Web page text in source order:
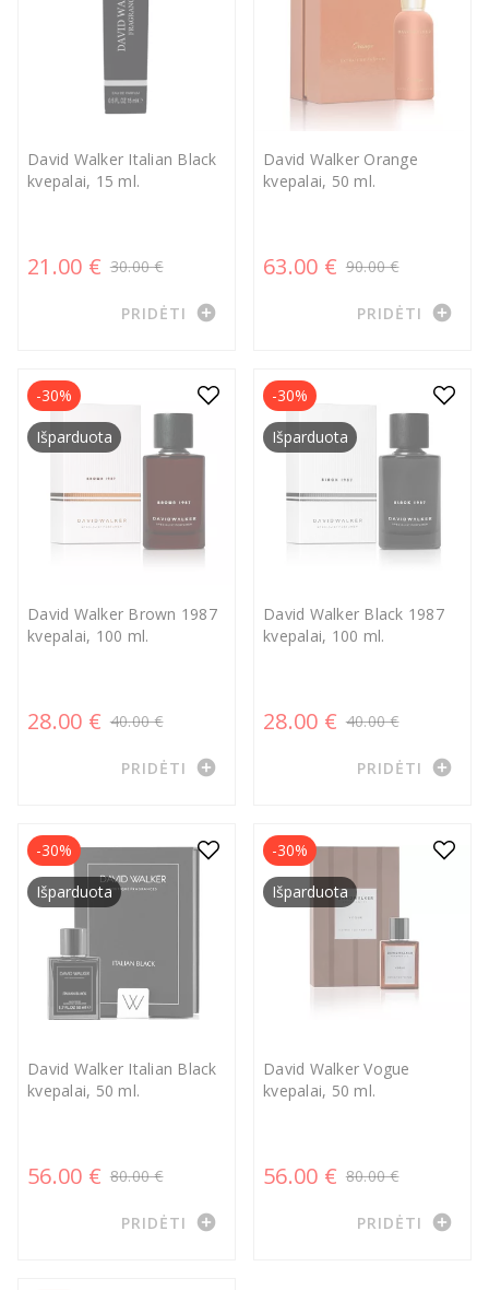
David Walker Italian Black
kvepalai, 15 ml.
21.00 € 30.00 €
PRIDĖTI add_circle
David Walker Orange
kvepalai, 50 ml.
63.00 € 90.00 €
PRIDĖTI add_circle
David Walker Brown 1987
kvepalai, 100 ml.
28.00 € 40.00 €
-30%
Išparduota
PRIDĖTI add_circle
David Walker Black 1987
kvepalai, 100 ml.
28.00 € 40.00 €
-30%
Išparduota
PRIDĖTI add_circle
David Walker Italian Black
kvepalai, 50 ml.
56.00 € 80.00 €
-30%
Išparduota
PRIDĖTI add_circle
David Walker Vogue
kvepalai, 50 ml.
56.00 € 80.00 €
-30%
Išparduota
PRIDĖTI add_circle